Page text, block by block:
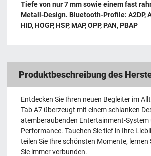
Tiefe von nur 7 mm sowie einem fast
Metall-Design. Bluetooth-Profile: A2DP,
HID, HOGP, HSP, MAP, OPP, PAN, PBAP
Produktbeschreibung des
Entdecken Sie Ihren neuen Begleiter im
Tab A7 überzeugt mit einem schlanken
atemberaubenden Entertainment-System
Performance. Tauchen Sie tief in Ihre
teilen Sie Ihre schönsten Momente, lernen
Sie immer verbunden.